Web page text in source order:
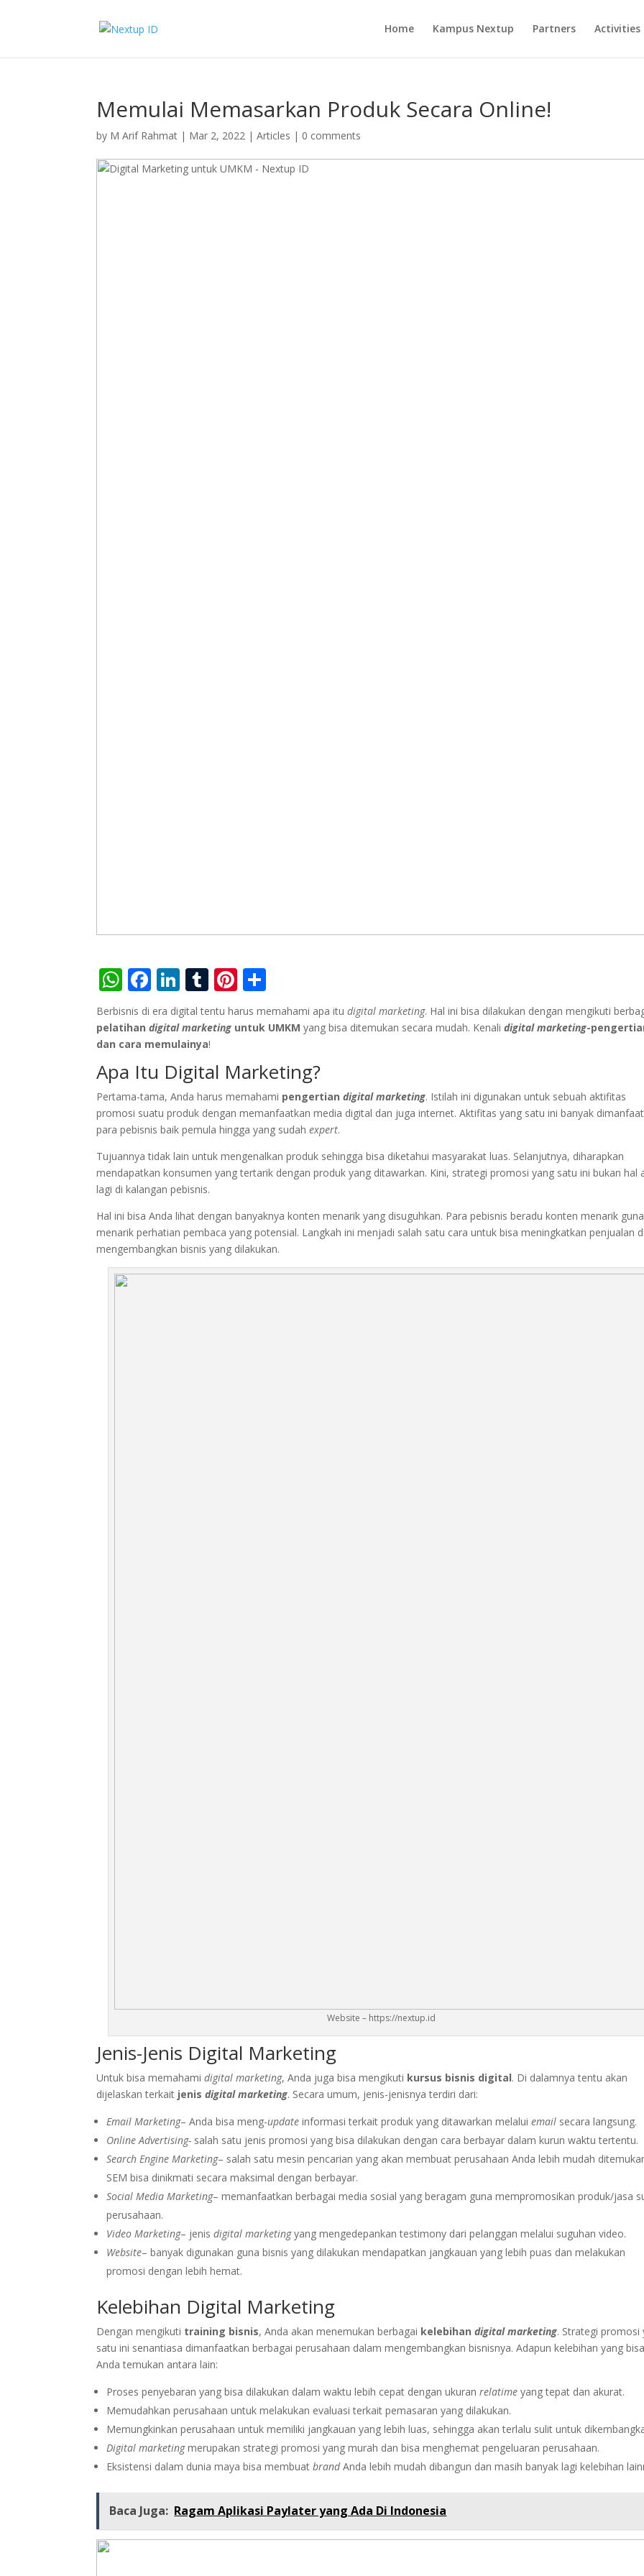
Home Kampus Nextup Partners Activities
Memulai Memasarkan Produk Secara Online!
by M Arif Rahmat | Mar 2, 2022 |Articles | 0 comments
W
h
at
s
A
p
p
F
ac
e
b
o
o
k
Li
n
k
e
dI
n
T
u
m
bl
r
Pi
nt
er
st
h
ar
Berbisnis di era digital tentu harus memahami apa itudigital marketing. Hal ini bisa dilakukan dengan mengikuti
pelatihandigital marketing untuk UMKMyang bisa ditemukan secara mudah. Kenalidigital marketing-
dan cara memulainya!
Apa Itu Digital Marketing?
Pertama-tama, Anda harus memahami pengertiandigital marketing. Istilah ini digunakan untuk sebuah aktifitas
promosi suatu produk dengan memanfaatkan media digital dan juga internet. Aktifitas yang satu ini banyak
para pebisnis baik pemula hingga yang sudahexpert.
Tujuannya tidak lain untuk mengenalkan produk sehingga bisa diketahui masyarakat luas. Selanjutnya, diharapkan
mendapatkan konsumen yang tertarik dengan produk yang ditawarkan. Kini, strategi promosi yang satu ini bukan hal
lagi di kalangan pebisnis.
Hal ini bisa Anda lihat dengan banyaknya konten menarik yang disuguhkan. Para pebisnis beradu konten menarik guna
menarik perhatian pembaca yang potensial. Langkah ini menjadi salah satu cara untuk bisa meningkatkan penjualan
mengembangkan bisnis yang dilakukan.
Website – https://nextup.id
Jenis-Jenis Digital Marketing
Untuk bisa memahamidigital marketing, Anda juga bisa mengikuti kursus bisnis digital. Di dalamnya tentu akan
dijelaskan terkait jenisdigital marketing. Secara umum, jenis-jenisnya terdiri dari:
Email Marketing– Anda bisa meng-update informasi terkait produk yang ditawarkan melaluiemail secara langsung.
Online Advertising- salah satu jenis promosi yang bisa dilakukan dengan cara berbayar dalam kurun waktu tertentu.
Search Engine Marketing– salah satu mesin pencarian yang akan membuat perusahaan Anda lebih mudah
SEM bisa dinikmati secara maksimal dengan berbayar.
Social Media Marketing– memanfaatkan berbagai media sosial yang beragam guna mempromosikan produk/jasa
perusahaan.
Video Marketing– jenisdigital marketingyang mengedepankan testimony dari pelanggan melalui suguhan video.
Website– banyak digunakan guna bisnis yang dilakukan mendapatkan jangkauan yang lebih puas dan melakukan
promosi dengan lebih hemat.
Kelebihan Digital Marketing
Dengan mengikuti training bisnis, Anda akan menemukan berbagai kelebihandigital marketing. Strategi promosi
satu ini senantiasa dimanfaatkan berbagai perusahaan dalam mengembangkan bisnisnya. Adapun kelebihan yang bisa
Anda temukan antara lain:
Proses penyebaran yang bisa dilakukan dalam waktu lebih cepat dengan ukuranrelatime yang tepat dan akurat.
Memudahkan perusahaan untuk melakukan evaluasi terkait pemasaran yang dilakukan.
Memungkinkan perusahaan untuk memiliki jangkauan yang lebih luas, sehingga akan terlalu sulit untuk
Digital marketingmerupakan strategi promosi yang murah dan bisa menghemat pengeluaran perusahaan.
Eksistensi dalam dunia maya bisa membuatbrandAnda lebih mudah dibangun dan masih banyak lagi kelebihan
Baca Juga: Ragam Aplikasi Paylater yang Ada Di Indonesia